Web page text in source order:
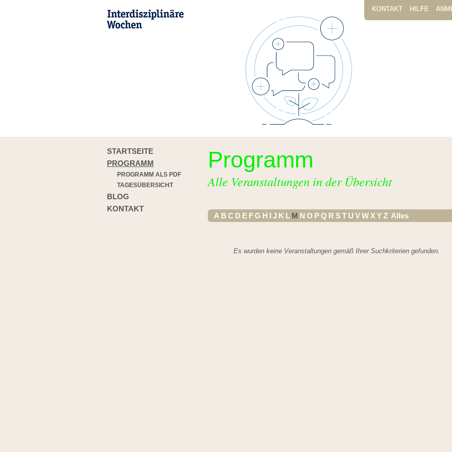
KONTAKT HILFE
STARTSEITE
PROGRAMM
PROGRAMM ALS PDF
TAGESÜBERSICHT
BLOG
KONTAKT
Programm
Alle Veranstaltungen in der Übersicht
A B C D E FG H I J K L M N O PQ R ST U VWXYZ Alles
Es wurden keine Veranstaltungen gemäß Ihrer Suchkriterien gefunden.